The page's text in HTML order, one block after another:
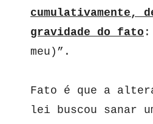
cumulativamente,
gravidade do fato
meu)”.
Fato é que a
lei buscou sanar